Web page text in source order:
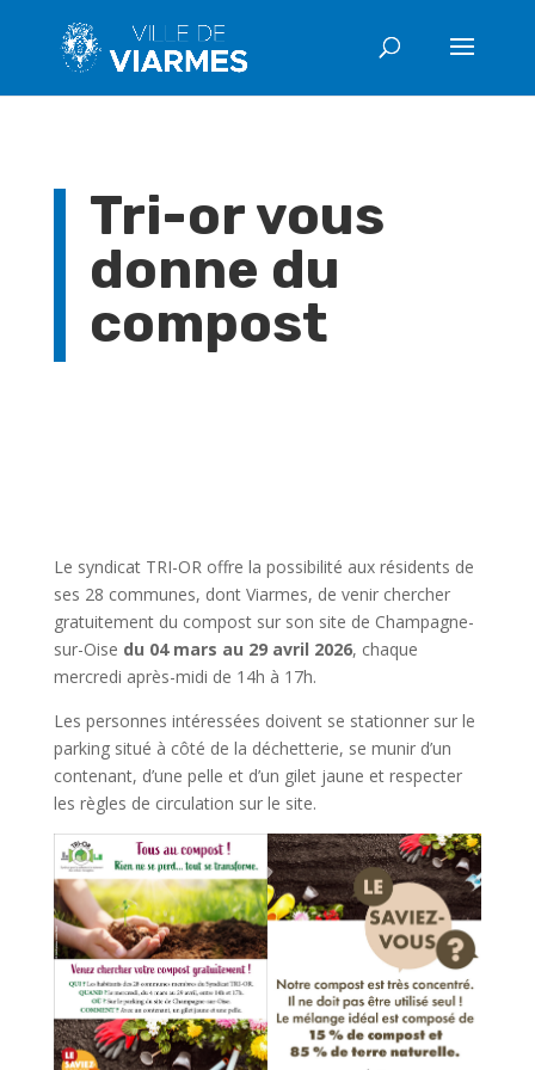
Tri-or vous
donne du
compost
Le syndicat TRI-OR offre la possibilité aux résidents de
ses 28 communes, dont Viarmes, de venir chercher
gratuitement du compost sur son site de Champagne-
sur-Oise du 04 mars au 29 avril 2026, chaque
mercredi après-midi de 14h à 17h.
Les personnes intéressées doivent se stationner sur le
parking situé à côté de la déchetterie, se munir d’un
contenant, d’une pelle et d’un gilet jaune et respecter
les règles de circulation sur le site.